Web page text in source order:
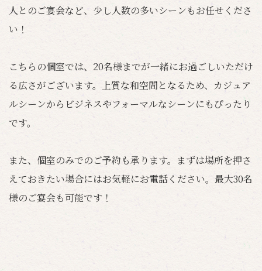
人とのご宴会など、少し人数の多いシーンもお任せくださ
い！
こちらの個室では、20名様までが一緒にお過ごしいただけ
る広さがございます。上質な和空間となるため、カジュア
ルシーンからビジネスやフォーマルなシーンにもぴったり
です。
また、個室のみでのご予約も承ります。まずは場所を押さ
えておきたい場合にはお気軽にお電話ください。最大30名
様のご宴会も可能です！